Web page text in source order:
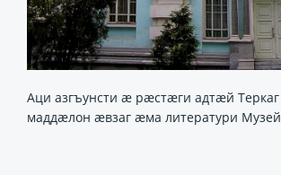
Аци азгъунсти æ рæстæги адтæй
маддæлон æвзаг æма литератури